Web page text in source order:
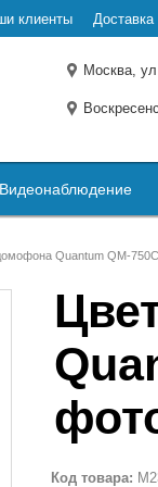
клиенты Доставка
Москва,
Видеонаблюдение
Quantum QM-
Код товара: